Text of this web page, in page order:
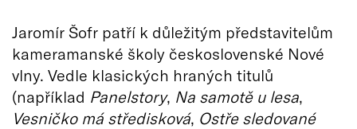
Jaromír Šofr patří k důležitým představitelům
kameramanské školy československé Nové
vlny. Vedle klasických hraných titulů
(například Panelstory, Na samotě u lesa,
Vesničko má středisková, Ostře sledované